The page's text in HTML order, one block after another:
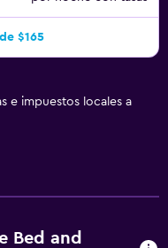
$165
e impuestos locales a
Bed and